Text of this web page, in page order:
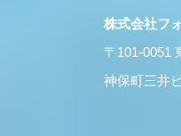
株式会社フ
〒101-0051
神保町三井